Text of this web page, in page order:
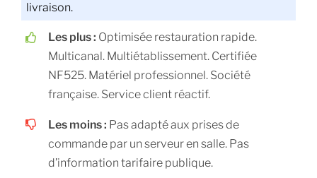
livraison.
Les plus : Optimisée restauration rapide.
Multicanal. Multiétablissement. Certifiée
NF525. Matériel professionnel. Société
française. Service client réactif.
Les moins : Pas adapté aux prises de
commande par un serveur en salle. Pas
d’information tarifaire publique.